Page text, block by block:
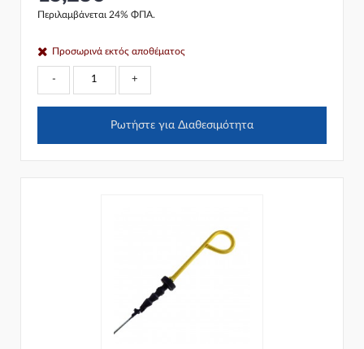
Περιλαμβάνεται 24% ΦΠΑ.
Προσωρινά εκτός αποθέματος
- +
Ρωτήστε για Διαθεσιμότητα